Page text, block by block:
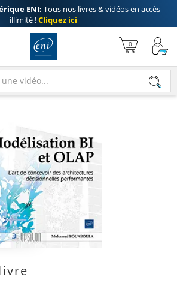
ENI: Tous nos livres & vidéos en accès
illimité !Cliquez ici